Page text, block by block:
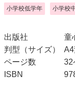
小学校低学年 小学校
出版社
童
判型（サイズ）
ページ数
32
ISBN